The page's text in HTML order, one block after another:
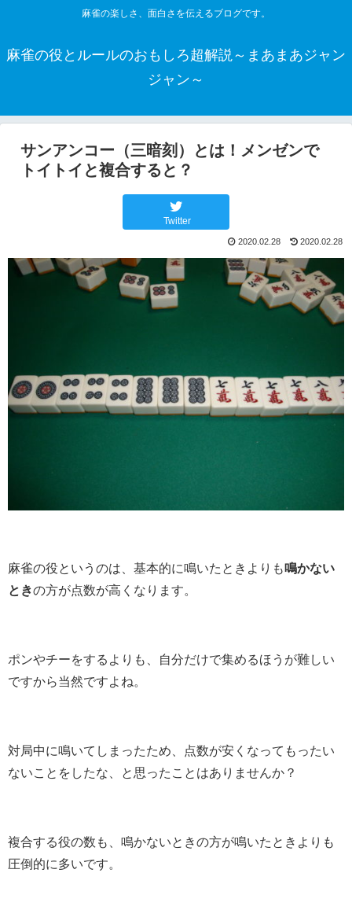
麻雀の楽しさ、面白さを伝えるブログです。
麻雀の役とルールのおもしろ超解説～まあまあジャン
ジャン～
サンアンコー（三暗刻）とは！メンゼンで
トイトイと複合すると？
Twitter
2020.02.28 2020.02.28
麻雀の役というのは、基本的に鳴いたときよりも鳴かない
ときの方が点数が高くなります。
ポンやチーをするよりも、自分だけで集めるほうが難しい
ですから当然ですよね。
対局中に鳴いてしまったため、点数が安くなってもったい
ないことをしたな、と思ったことはありませんか？
複合する役の数も、鳴かないときの方が鳴いたときよりも
圧倒的に多いです。